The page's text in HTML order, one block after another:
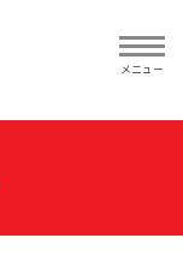
Toggle
メニュー